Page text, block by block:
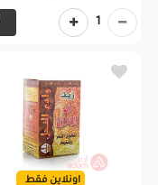
1
اونلاين فقط